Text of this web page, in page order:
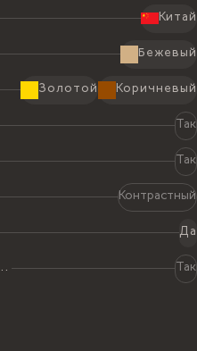
17295.00 ₴ /м
77308.65 ₴
1,8 CM
17295.00 ₴ /м2
Китай
Бежевый
Золотой Коричневый
Так
Так
Контрастный
Да
температурам Так